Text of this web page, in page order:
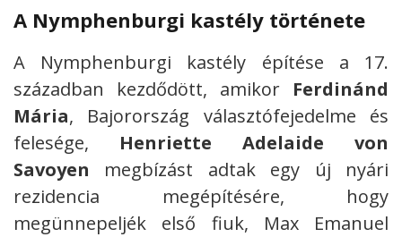
A Nymphenburgi kastély története
A Nymphenburgi kastély építése a 17.
században kezdődött, amikor Ferdinánd
Mária, Bajorország választófejedelme és
felesége, Henriette Adelaide von
Savoyen megbízást adtak egy új nyári
rezidencia megépítésére, hogy
megünnepeljék első fiuk, Max Emanuel